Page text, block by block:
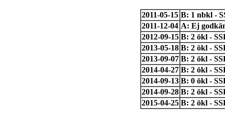
2011-05-15 B: 1 nbkl -
2011-12-04 A: Ej
2012-09-15 B: 2 ökl -
2013-05-18 B: 2 ökl -
2013-09-07 B: 2 ökl -
2014-04-27 B: 2 ökl -
2014-09-13 B: 0 ökl -
2014-09-28 B: 2 ökl -
2015-04-25 B: 2 ökl -